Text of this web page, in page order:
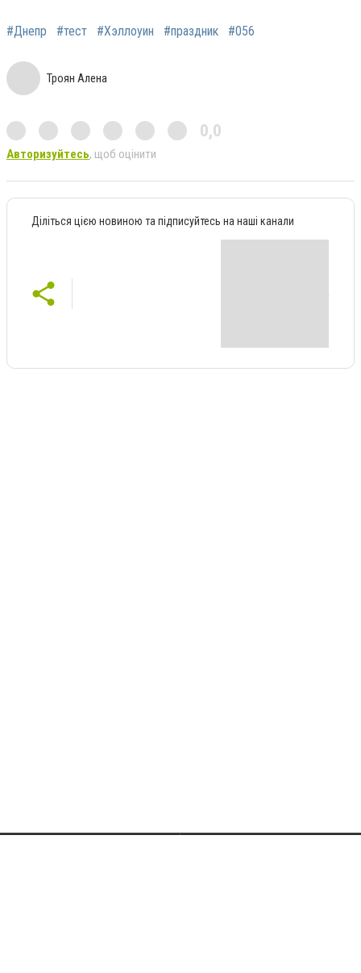
#Днепр #тест #Хэллоуин #праздник #056
Троян Алена
0,0
Авторизуйтесь, щоб оцінити
Діліться цією новиною та підписуйтесь на наші канали